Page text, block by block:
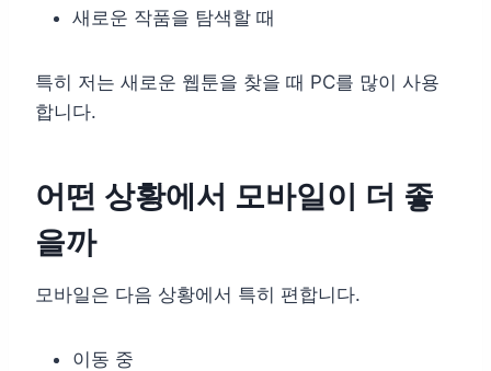
새로운 작품을 탐색할 때
특히 저는 새로운 웹툰을 찾을 때 PC를 많이 사용
합니다.
어떤 상황에서 모바일이 더 좋
을까
모바일은 다음 상황에서 특히 편합니다.
이동 중